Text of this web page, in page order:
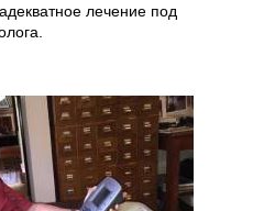
лечение под